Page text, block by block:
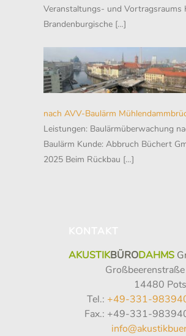
Veranstaltungs- und Vortragsraums
Brandenburgische […]
nach AVV-Baulärm
Leistungen: Baulärmüberwachung
Baulärm Kunde: Abbruch Büchert
2025 Beim Rückbau […]
AKUSTIKBÜRODAHMS
14480
Tel.: +49-331-
Fax.: +49-331-